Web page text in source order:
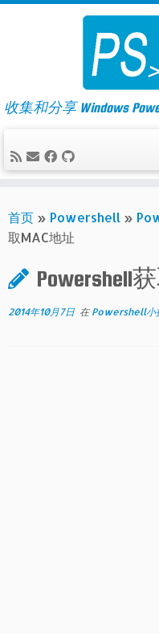
Skip
收集和分享 Windows
首页 » Powershell »
取MAC地址
Powershell
2014年10月7日 在 Powershell小